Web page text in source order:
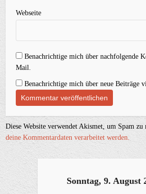
Webseite
Benachrichtige mich über nachfolgende
Mail.
Benachrichtige mich über neue Beiträge
Diese Website verwendet Akismet, um Spam
deine Kommentardaten verarbeitet werden.
Sonntag, 9. August